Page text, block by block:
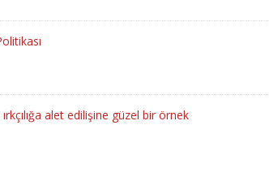
alet edilişine güzel bir örnek